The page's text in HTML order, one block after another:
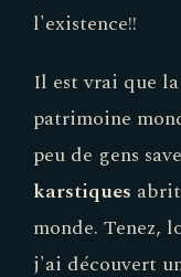
l'existence!!
Il est vrai que
patrimoine
peu de gens
karstiques
monde. Tenez,
j'ai découvert